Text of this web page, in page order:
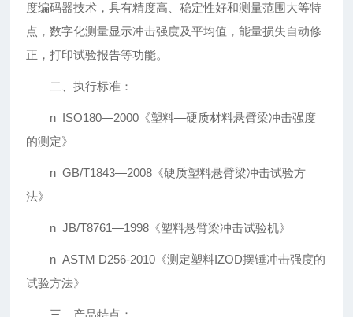
度编码器技术，具有精度高、稳定性好和测量范围大等特
点，数字化测量显示冲击强度及平均值，能量损失自动修
正，打印试验报告等功能。
二、执行标准：
n ISO180—2000《塑料—硬质材料悬臂梁冲击强度
的测定》
n GB/T1843—2008《硬质塑料悬臂梁冲击试验方
法》
n JB/T8761—1998《塑料悬臂梁冲击试验机》
n ASTM D256-2010《测定塑料IZOD摆锤冲击强度的
试验方法》